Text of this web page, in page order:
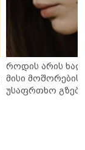
როდის არის
მისი მოშორების
უსაფრთხო გზები